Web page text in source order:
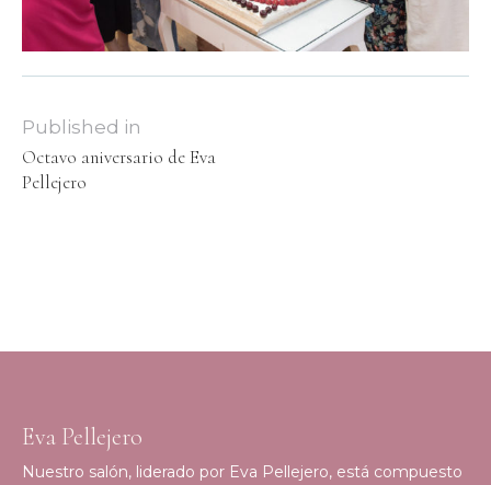
Published in
Octavo aniversario de Eva
Pellejero
Eva Pellejero
Nuestro salón, liderado por Eva Pellejero, está compuesto